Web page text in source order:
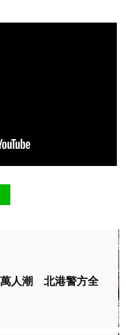
萬人潮 北港警方全